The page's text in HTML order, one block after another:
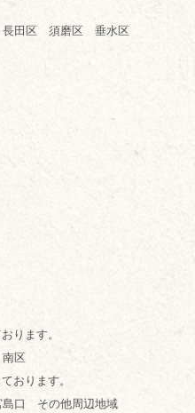
田区 須磨区 垂水区
ります。
区
おります。
口 その他周辺地域